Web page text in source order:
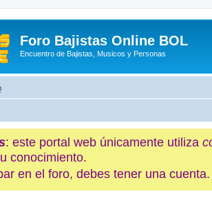
Foro Bajistas Online BOL
Encuentro de Bajistas, Musicos y Personas
: este portal web únicamente utiliza
conocimiento.
en el foro, debes tener una